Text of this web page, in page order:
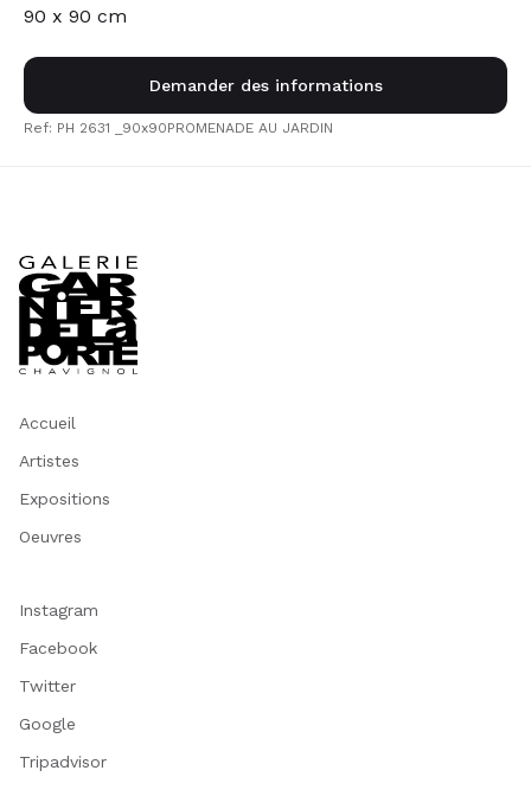
90 x 90 cm
Demander des informations
Ref: PH 2631 _90x90PROMENADE AU JARDIN
Accueil
Artistes
Expositions
Oeuvres
Instagram
Facebook
Twitter
Google
Tripadvisor